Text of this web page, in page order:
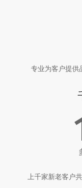
专业为客户提供
上千家新老客户